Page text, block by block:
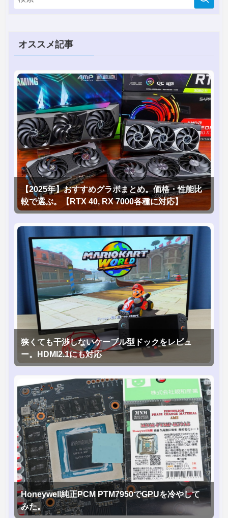
オススメ記事
【2025年】おすすめグラボまとめ。価格・性能比
較で選ぶ。【RTX 40, RX 7000各種に対応】
狭くても干渉しないケーブル型ドックをレビュ
ー。HDMI2.1にも対応
Honeywell純正PCM PTM7950でGPUを冷やして
みた。